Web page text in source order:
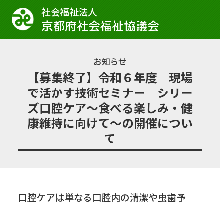
社会福祉法⼈
京都府社会福祉協議会
お知らせ
【募集終了】令和６年度 現場
で活かす技術セミナー シリー
ズ口腔ケア～食べる楽しみ・健
康維持に向けて～の開催につい
て
口腔ケアは単なる口腔内の清潔や虫歯予